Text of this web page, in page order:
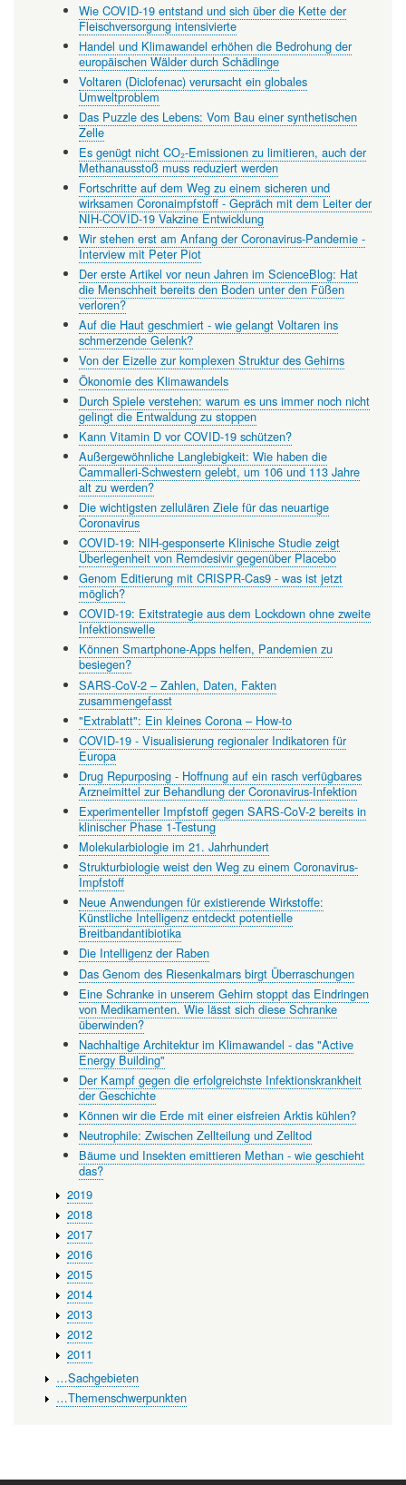
Wie COVID-19 entstand und sich über die Kette der
Fleischversorgung intensivierte
Handel und Klimawandel erhöhen die Bedrohung der
europäischen Wälder durch Schädlinge
Voltaren (Diclofenac) verursacht ein globales
Umweltproblem
Das Puzzle des Lebens: Vom Bau einer synthetischen
Zelle
Es genügt nicht CO₂-Emissionen zu limitieren, auch der
Methanausstoß muss reduziert werden
Fortschritte auf dem Weg zu einem sicheren und
wirksamen Coronaimpfstoff - Gepräch mit dem Leiter der
NIH-COVID-19 Vakzine Entwicklung
Wir stehen erst am Anfang der Coronavirus-Pandemie -
Interview mit Peter Piot
Der erste Artikel vor neun Jahren im ScienceBlog: Hat
die Menschheit bereits den Boden unter den Füßen
verloren?
Auf die Haut geschmiert - wie gelangt Voltaren ins
schmerzende Gelenk?
Von der Eizelle zur komplexen Struktur des Gehirns
Ökonomie des Klimawandels
Durch Spiele verstehen: warum es uns immer noch nicht
gelingt die Entwaldung zu stoppen
Kann Vitamin D vor COVID-19 schützen?
Außergewöhnliche Langlebigkeit: Wie haben die
Cammalleri-Schwestern gelebt, um 106 und 113 Jahre
alt zu werden?
Die wichtigsten zellulären Ziele für das neuartige
Coronavirus
COVID-19: NIH-gesponserte Klinische Studie zeigt
Überlegenheit von Remdesivir gegenüber Placebo
Genom Editierung mit CRISPR-Cas9 - was ist jetzt
möglich?
COVID-19: Exitstrategie aus dem Lockdown ohne zweite
Infektionswelle
Können Smartphone-Apps helfen, Pandemien zu
besiegen?
SARS-CoV-2 – Zahlen, Daten, Fakten
zusammengefasst
"Extrablatt": Ein kleines Corona – How-to
COVID-19 - Visualisierung regionaler Indikatoren für
Europa
Drug Repurposing - Hoffnung auf ein rasch verfügbares
Arzneimittel zur Behandlung der Coronavirus-Infektion
Experimenteller Impfstoff gegen SARS-CoV-2 bereits in
klinischer Phase 1-Testung
Molekularbiologie im 21. Jahrhundert
Strukturbiologie weist den Weg zu einem Coronavirus-
Impfstoff
Neue Anwendungen für existierende Wirkstoffe:
Künstliche Intelligenz entdeckt potentielle
Breitbandantibiotika
Die Intelligenz der Raben
Das Genom des Riesenkalmars birgt Überraschungen
Eine Schranke in unserem Gehirn stoppt das Eindringen
von Medikamenten. Wie lässt sich diese Schranke
überwinden?
Nachhaltige Architektur im Klimawandel - das "Active
Energy Building"
Der Kampf gegen die erfolgreichste Infektionskrankheit
der Geschichte
Können wir die Erde mit einer eisfreien Arktis kühlen?
Neutrophile: Zwischen Zellteilung und Zelltod
Bäume und Insekten emittieren Methan - wie geschieht
das?
2019
2018
2017
2016
2015
2014
2013
2012
2011
…Sachgebieten
…Themenschwerpunkten